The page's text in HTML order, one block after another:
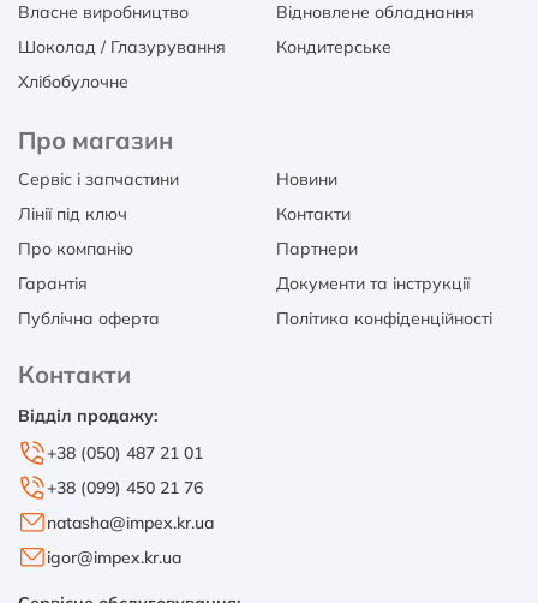
Власне виробництво
Відновлене обладнання
Шоколад / Глазурування
Кондитерське
Хлібобулочне
Про магазин
Сервіс і запчастини
Новини
Лінії під ключ
Контакти
Про компанію
Партнери
Гарантія
Документи та інструкції
Публічна оферта
Політика конфіденційності
Контакти
Відділ продажу:
+38 (050) 487 21 01
+38 (099) 450 21 76
natasha@impex.kr.ua
igor@impex.kr.ua